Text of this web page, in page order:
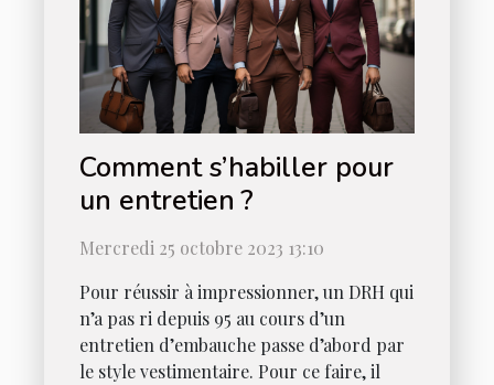
Comment s’habiller pour
un entretien ?
Mercredi 25 octobre 2023 13:10
Pour réussir à impressionner, un DRH qui
n’a pas ri depuis 95 au cours d’un
entretien d’embauche passe d’abord par
le style vestimentaire. Pour ce faire, il